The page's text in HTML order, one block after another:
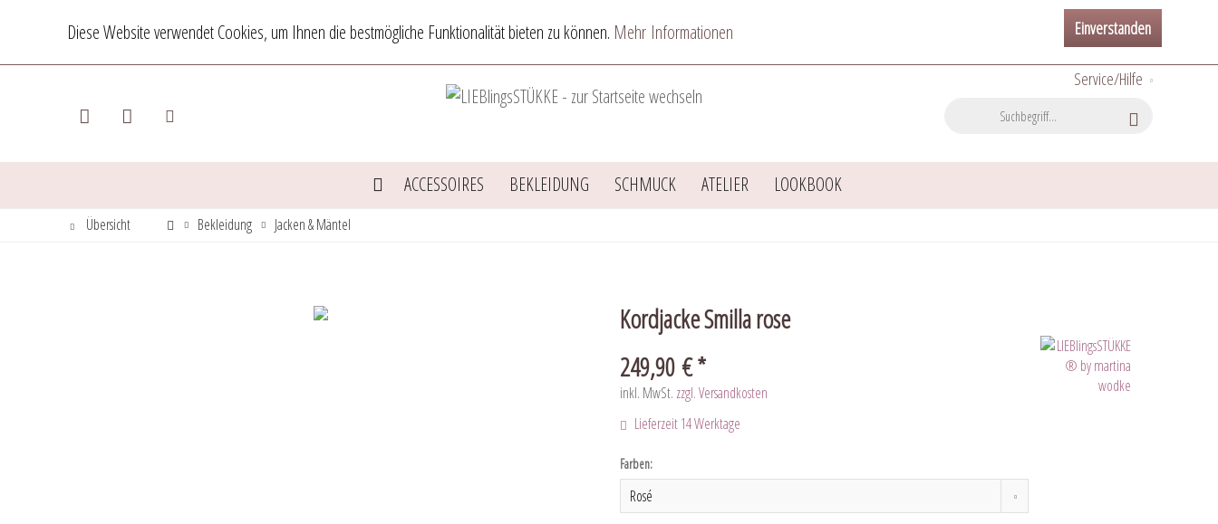
Diese Website verwendet Cookies, um Ihnen die bestmögliche Funktionalität bieten zu können. Mehr Informationen Einverstanden
Service/Hilfe
ACCESSOIRES BEKLEIDUNG SCHMUCK ATELIER LOOKBOOK
Übersicht Bekleidung Jacken & Mäntel
Kordjacke Smilla rose
249,90 € *
inkl. MwSt. zzgl. Versandkosten
Lieferzeit 14 Werktage
Farben: